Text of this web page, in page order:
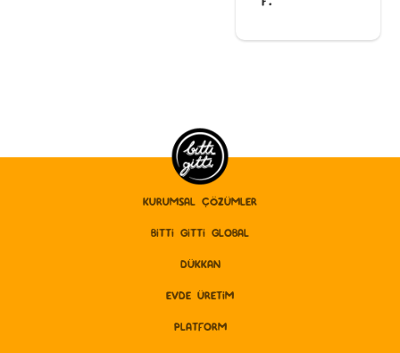
KURUMSAL ÇÖZÜMLER
BITTI GITTI GLOBAL
DÜKKAN
EVDE ÜRETİM
PLATFORM